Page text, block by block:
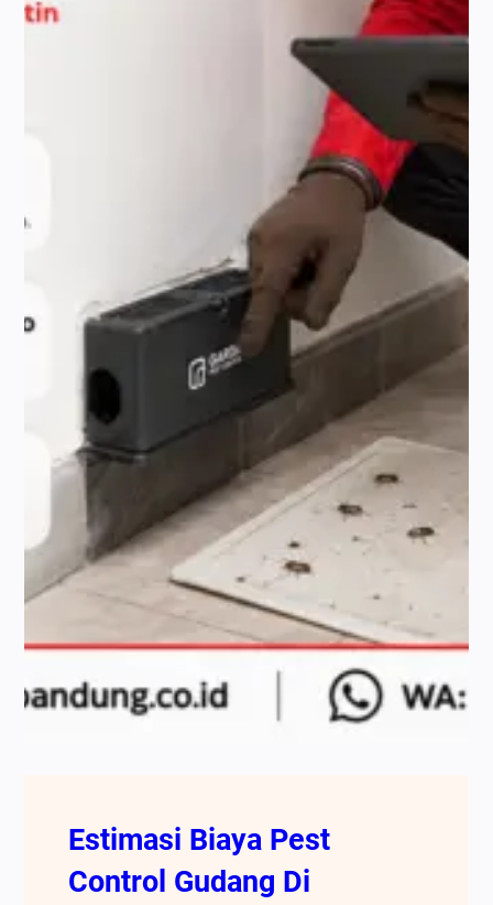
Estimasi Biaya Pest
Control Gudang Di